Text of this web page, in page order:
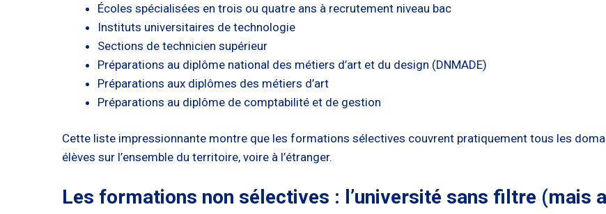
Écoles spécialisées en trois ou quatre ans à recrutement niveau bac
Instituts universitaires de technologie
Sections de technicien supérieur
Préparations au diplôme national des métiers d’art et du design (DNMADE)
Préparations aux diplômes des métiers d’art
Préparations au diplôme de comptabilité et de gestion
Cette liste impressionnante montre que les formations sélectives couvrent pratiquement tous les
élèves sur l’ensemble du territoire, voire à l’étranger.
Les formations non sélectives : l’université sans filtre (mais